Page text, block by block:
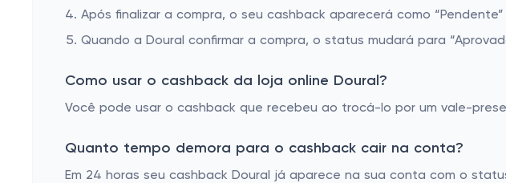
Após finalizar a compra, o seu cashback aparecerá como
Quando a Doural confirmar a compra, o status mudará para
Como usar o cashback da loja online Doural?
Você pode usar o cashback que recebeu ao trocá-lo por um vale-
Quanto tempo demora para o cashback cair na conta?
Em 24 horas seu cashback Doural já aparece na sua conta com o